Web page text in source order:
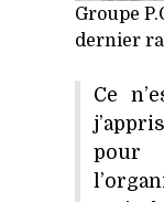
Groupe
dernier
Ce
pour